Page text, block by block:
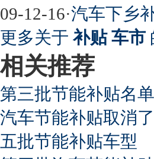
09-12-16·汽车下乡
更多关于补贴 车市
相关推荐
第三批节能补贴名单
汽车节能补贴取消
五批节能补贴车型